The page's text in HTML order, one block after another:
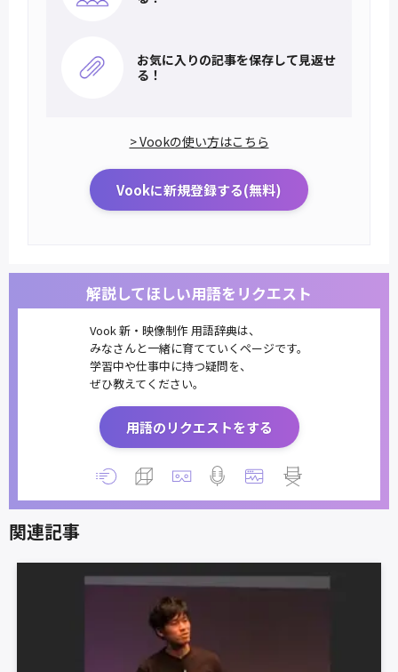
お気に入りの記事を保存して見返せ
る！
> Vookの使い方はこちら
Vookに新規登録する(無料)
解説してほしい用語をリクエスト
Vook 新・映像制作 用語辞典は、
みなさんと一緒に育てていくページです。
学習中や仕事中に持つ疑問を、
ぜひ教えてください。
用語のリクエストをする
関連記事